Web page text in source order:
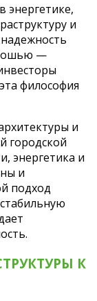
энергетике,
и
—
философия
и
городской
энергетика и
и
подход
К